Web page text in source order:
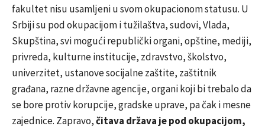
fakultet nisu usamljeni u svom okupacionom statusu. U
Srbiji su pod okupacijom i tužilaštva, sudovi, Vlada,
Skupština, svi mogući republički organi, opštine, mediji,
privreda, kulturne institucije, zdravstvo, školstvo,
univerzitet, ustanove socijalne zaštite, zaštitnik
građana, razne državne agencije, organi koji bi trebalo da
se bore protiv korupcije, gradske uprave, pa čak i mesne
zajednice. Zapravo,čitava država je pod okupacijom,